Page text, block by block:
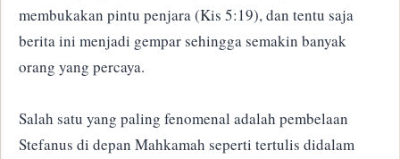
membukakan pintu penjara (Kis 5:19), dan tentu saja
berita ini menjadi gempar sehingga semakin banyak
orang yang percaya.
Salah satu yang paling fenomenal adalah pembelaan
Stefanus di depan Mahkamah seperti tertulis didalam